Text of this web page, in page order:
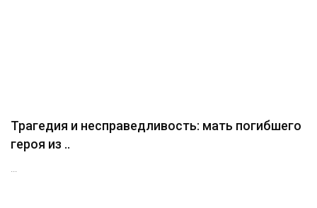
Трагедия и несправедливость: мать погибшего
героя из ..
...